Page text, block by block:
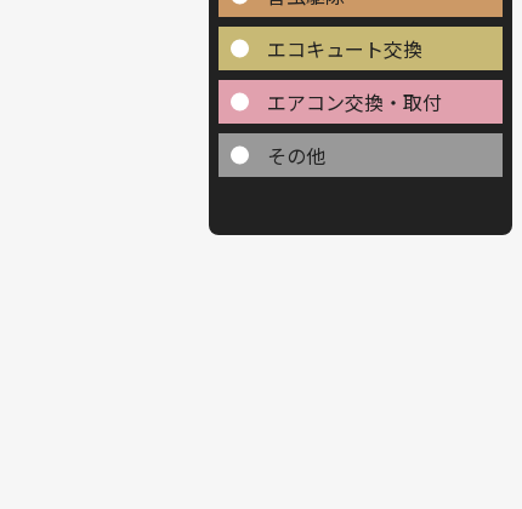
エコキュート交換
エアコン交換・取付
その他